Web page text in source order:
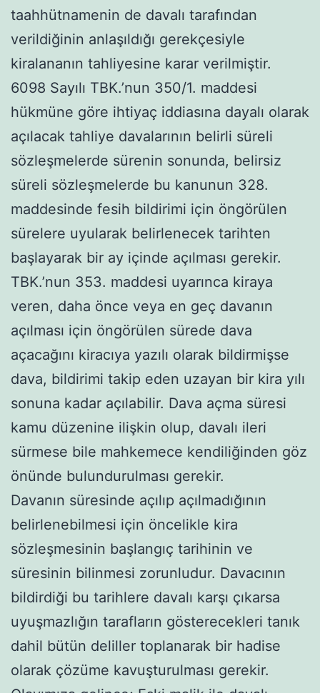
taahhütnamenin de davalı tarafından
verildiğinin anlaşıldığı gerekçesiyle
kiralananın tahliyesine karar verilmiştir.
6098 Sayılı TBK.’nun 350/1. maddesi
hükmüne göre ihtiyaç iddiasına dayalı olarak
açılacak tahliye davalarının belirli süreli
sözleşmelerde sürenin sonunda, belirsiz
süreli sözleşmelerde bu kanunun 328.
maddesinde fesih bildirimi için öngörülen
sürelere uyularak belirlenecek tarihten
başlayarak bir ay içinde açılması gerekir.
TBK.’nun 353. maddesi uyarınca kiraya
veren, daha önce veya en geç davanın
açılması için öngörülen sürede dava
açacağını kiracıya yazılı olarak bildirmişse
dava, bildirimi takip eden uzayan bir kira yılı
sonuna kadar açılabilir. Dava açma süresi
kamu düzenine ilişkin olup, davalı ileri
sürmese bile mahkemece kendiliğinden göz
önünde bulundurulması gerekir.
Davanın süresinde açılıp açılmadığının
belirlenebilmesi için öncelikle kira
sözleşmesinin başlangıç tarihinin ve
süresinin bilinmesi zorunludur. Davacının
bildirdiği bu tarihlere davalı karşı çıkarsa
uyuşmazlığın tarafların gösterecekleri tanık
dahil bütün deliller toplanarak bir hadise
olarak çözüme kavuşturulması gerekir.